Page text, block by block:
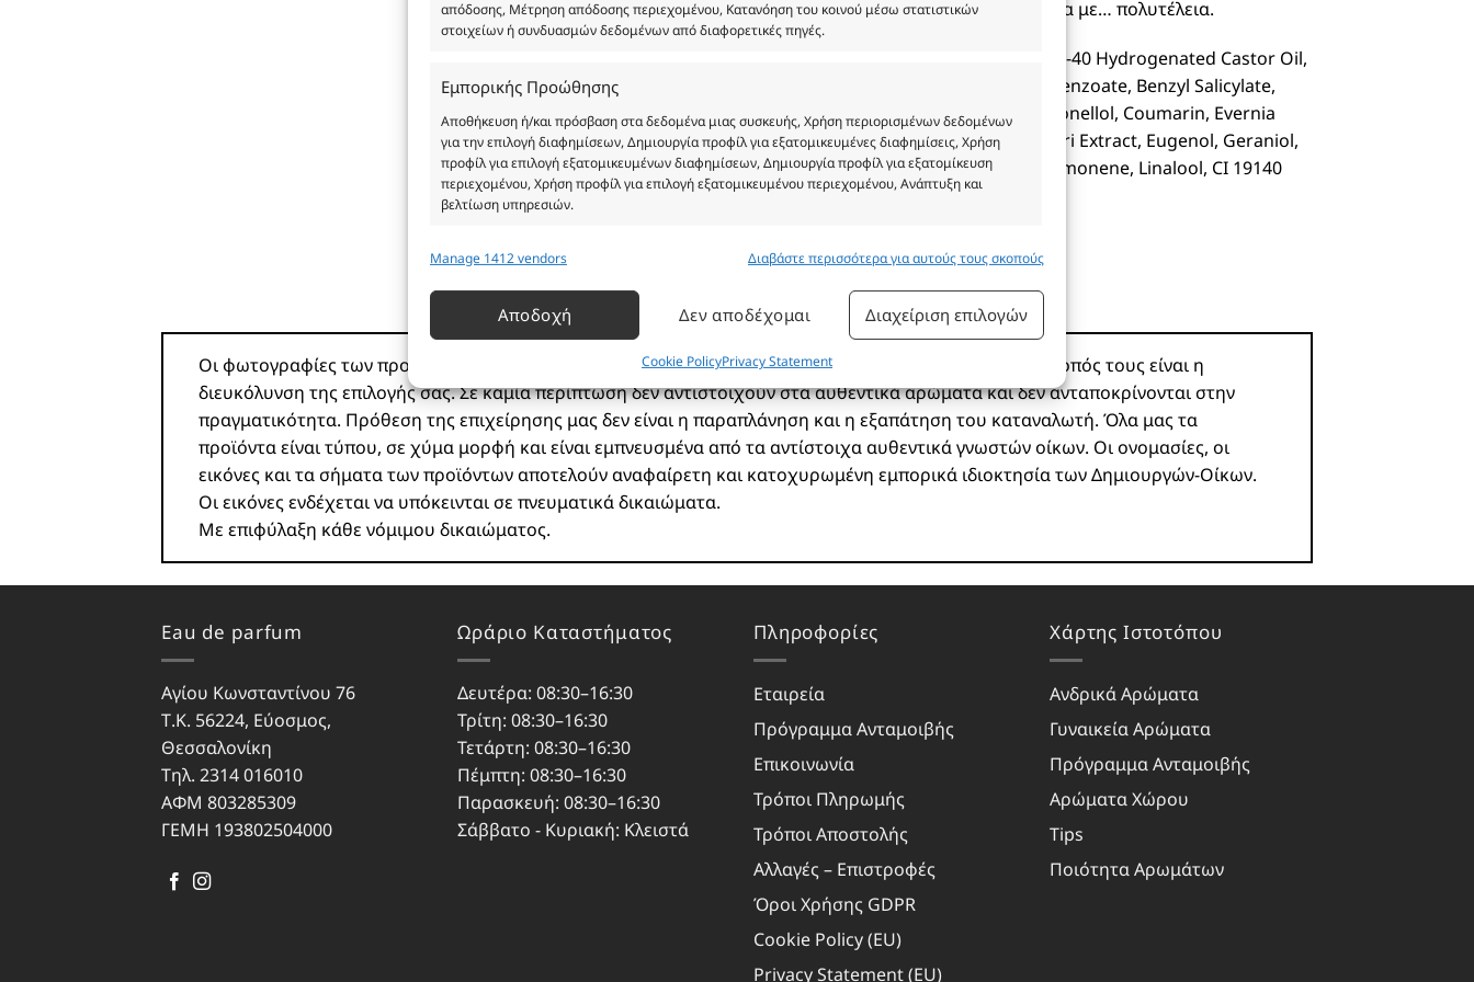
απόδοσης, Μέτρηση απόδοσης περιεχομένου, Κατανόηση του κοινού μέσω στατιστικών
στοιχείων ή συνδυασμών δεδομένων από διαφορετικές πηγές.
Εμπορικής Προώθησης
Αποθήκευση ή/και πρόσβαση στα δεδομένα μιας συσκευής, Χρήση περιορισμένων δεδομένων
για την επιλογή διαφημίσεων, Δημιουργία προφίλ για εξατομικευμένες διαφημίσεις, Χρήση
προφίλ για επιλογή εξατομικευμένων διαφημίσεων, Δημιουργία προφίλ για εξατομίκευση
περιεχομένου, Χρήση προφίλ για επιλογή εξατομικευμένου περιεχομένου, Ανάπτυξη και
βελτίωση υπηρεσιών.
Λειτουργίες
Πάντα ενεργό
Αντιστοίχιση και συνδυασμός δεδομένων από άλλες πηγές δεδομένων, Σύνδεση
διαφορετικών συσκευών, Προσδιορισμός συσκευών με βάση τις πληροφορίες
που μεταδίδονται αυτόματα.
Εξασφάλιση ασφάλειας, πρόληψη απάτης και εντοπισμός
σφαλμάτων, Παράδοση και παρουσίαση διαφημίσεων και
περιεχομένου, Αποθήκευση και επικοινωνία επιλογών
ιδιωτικού απορρήτου.
Πάντα ενεργό
Manage 1412 vendors Διαβάστε περισσότερα για αυτούς τους σκοπούς
Αποδοχή Δεν αποδέχομαι Διαχείριση επιλογών
Cookie PolicyPrivacy Statement
θέλει να μυρίζει φρεσκάδα με… πολυτέλεια.
Alcohol Denat, Aqua, PEG-40 Hydrogenated Castor Oil,
Parfum, Benzyl Alcohol, Benzyl Benzoate, Benzyl Salicylate,
Cinnamal, Cinnamyl Alcohol, Citronellol, Coumarin, Evernia
Furfuracea Extract, Evernia Prunastri Extract, Eugenol, Geraniol,
Hydroxycitronellal, Isoeugenol, Limonene, Linalool, CI 19140
Οι φωτογραφίες των προϊόντων είναι ενδεικτικές και δεν είναι προς πώληση το εικονιζόμενο προϊόν. Σκοπός τους είναι η
διευκόλυνση της επιλογής σας. Σε καμία περίπτωση δεν αντιστοιχούν στα αυθεντικά αρώματα και δεν ανταποκρίνονται στην
πραγματικότητα. Πρόθεση της επιχείρησης μας δεν είναι η παραπλάνηση και η εξαπάτηση του καταναλωτή. Όλα μας τα
προϊόντα είναι τύπου, σε χύμα μορφή και είναι εμπνευσμένα από τα αντίστοιχα αυθεντικά γνωστών οίκων. Οι ονομασίες, οι
εικόνες και τα σήματα των προϊόντων αποτελούν αναφαίρετη και κατοχυρωμένη εμπορικά ιδιοκτησία των Δημιουργών-Οίκων.
Οι εικόνες ενδέχεται να υπόκεινται σε πνευματικά δικαιώματα.
Με επιφύλαξη κάθε νόμιμου δικαιώματος.
Eau de parfum
Αγίου Κωνσταντίνου 76
Τ.Κ. 56224, Εύοσμος,
Θεσσαλονίκη
Τηλ. 2314 016010
ΑΦΜ 803285309
ΓΕΜΗ 193802504000
Ωράριο Καταστήματος
Δευτέρα: 08:30–16:30
Τρίτη: 08:30–16:30
Τετάρτη: 08:30–16:30
Πέμπτη: 08:30–16:30
Παρασκευή: 08:30–16:30
Σάββατο - Κυριακή: Κλειστά
Πληροφορίες
Εταιρεία
Πρόγραμμα Ανταμοιβής
Επικοινωνία
Τρόποι Πληρωμής
Τρόποι Αποστολής
Αλλαγές – Επιστροφές
Όροι Χρήσης GDPR
Cookie Policy (EU)
Privacy Statement (EU)
Χάρτης Ιστοτόπου
Ανδρικά Αρώματα
Γυναικεία Αρώματα
Πρόγραμμα Ανταμοιβής
Αρώματα Χώρου
Tips
Ποιότητα Αρωμάτων